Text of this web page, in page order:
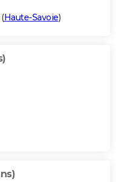
(Haute-Savoie)